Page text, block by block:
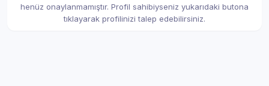
henüz onaylanmamıştır. Profil sahibiyseniz yukarıdaki butona
tıklayarak profilinizi talep edebilirsiniz.